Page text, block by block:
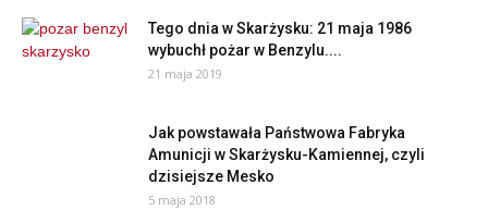
Tego dnia w Skarżysku: 21 maja 1986
wybuchł pożar w Benzylu....
21 maja 2019
Jak powstawała Państwowa Fabryka
Amunicji w Skarżysku-Kamiennej, czyli
dzisiejsze Mesko
5 maja 2018